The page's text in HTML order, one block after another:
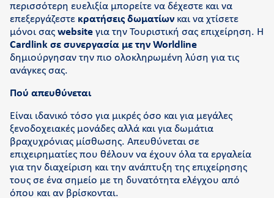
περισσότερη ευελιξία μπορείτε να δέχεστε και να
επεξεργάζεστε κρατήσεις δωματίωνκαι να χτίσετε
μόνοι σας website για την Τουριστική σας επιχείρηση. H
Cardlink σε συνεργασία με την Worldline
δημιούργησαν την πιο ολοκληρωμένη λύση για τις
ανάγκες σας.
Πού απευθύνεται
Είναι ιδανικό τόσο για μικρές όσο και για μεγάλες
ξενοδοχειακές μονάδες αλλά και για δωμάτια
βραχυχρόνιας μίσθωσης. Απευθύνεται σε
επιχειρηματίες που θέλουν να έχουν όλα τα εργαλεία
για την διαχείριση και την ανάπτυξη της επιχείρησης
τους σε ένα σημείο με τη δυνατότητα ελέγχου από
όπου και αν βρίσκονται.